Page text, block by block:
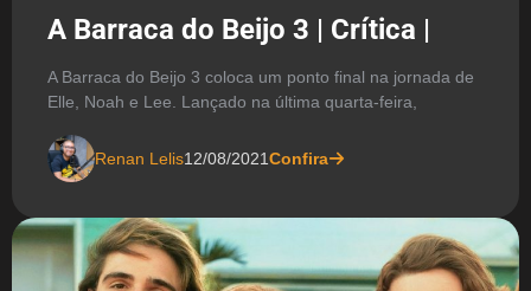
A Barraca do Beijo 3 | Crítica |
A Barraca do Beijo 3 coloca um ponto final na jornada de
Elle, Noah e Lee. Lançado na última quarta-feira,
Renan Lelis12/08/2021Confira